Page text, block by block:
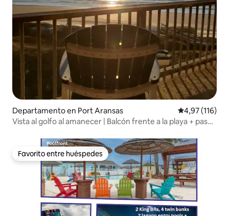
Departamento en Port Aransas Calificación
4,97 (116)
Vista al golfo al amanecer | Balcón frente a la playa + paseo
Favorito entre huéspedes
Favorito entre huéspedes